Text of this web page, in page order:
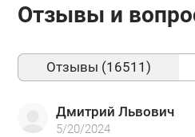
Отзывы и
Отзывы (16511)
Дмитрий Львович
5/20/2024